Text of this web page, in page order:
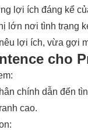
lợi ích đáng kể
lớn nơi tình trạng
lợi ích, vừa gợi
cho
chính dẫn đến
cao.